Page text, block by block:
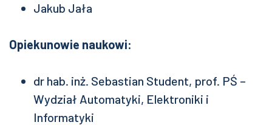
Jakub Jała
Opiekunowie naukowi:
dr hab. inż. Sebastian Student, prof. PŚ –
Wydział Automatyki, Elektroniki i
Informatyki